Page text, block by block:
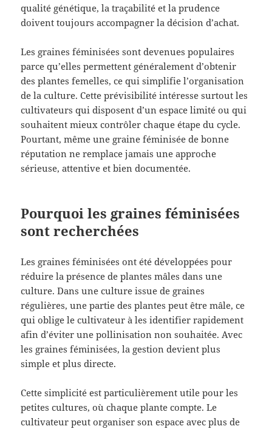
qualité génétique, la traçabilité et la prudence
doivent toujours accompagner la décision d’achat.
Les graines féminisées sont devenues populaires
parce qu’elles permettent généralement d’obtenir
des plantes femelles, ce qui simplifie l’organisation
de la culture. Cette prévisibilité intéresse surtout les
cultivateurs qui disposent d’un espace limité ou qui
souhaitent mieux contrôler chaque étape du cycle.
Pourtant, même une graine féminisée de bonne
réputation ne remplace jamais une approche
sérieuse, attentive et bien documentée.
Pourquoi les graines féminisées
sont recherchées
Les graines féminisées ont été développées pour
réduire la présence de plantes mâles dans une
culture. Dans une culture issue de graines
régulières, une partie des plantes peut être mâle, ce
qui oblige le cultivateur à les identifier rapidement
afin d’éviter une pollinisation non souhaitée. Avec
les graines féminisées, la gestion devient plus
simple et plus directe.
Cette simplicité est particulièrement utile pour les
petites cultures, où chaque plante compte. Le
cultivateur peut organiser son espace avec plus de